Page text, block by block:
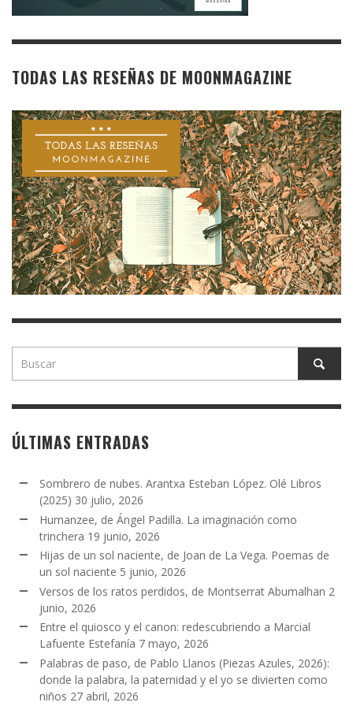
TODAS LAS RESEÑAS DE MOONMAGAZINE
ÚLTIMAS ENTRADAS
Sombrero de nubes. Arantxa Esteban López. Olé Libros
(2025) 30 julio, 2026
Humanzee, de Ángel Padilla. La imaginación como
trinchera 19 junio, 2026
Hijas de un sol naciente, de Joan de La Vega. Poemas de
un sol naciente 5 junio, 2026
Versos de los ratos perdidos, de Montserrat Abumalhan 2
junio, 2026
Entre el quiosco y el canon: redescubriendo a Marcial
Lafuente Estefanía 7 mayo, 2026
Palabras de paso, de Pablo Llanos (Piezas Azules, 2026):
donde la palabra, la paternidad y el yo se divierten como
niños 27 abril, 2026